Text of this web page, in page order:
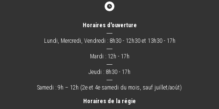
Horaires d'ouverture
―
Lundi, Mercredi, Vendredi : 8h30 - 12h30 et 13h30 - 17h
―
Mardi : 12h - 17h
―
Jeudi : 8h30 - 17h
―
Samedi : 9h – 12h (2e et 4e samedi du mois, sauf juillet/août)
Horaires de la régie